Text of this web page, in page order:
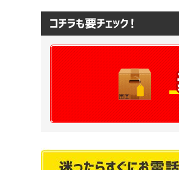
85000枚
90000枚
95000枚
100000枚
110000枚